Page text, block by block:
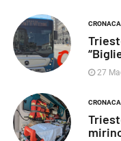
CRONACA
27
CRONACA